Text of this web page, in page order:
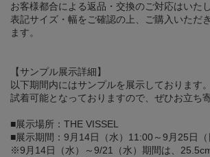
お客様都合による返品・交換のご対応はいた
表記サイズ・幅をご確認の上、ご購入いただ
ます。
【サンプル展示詳細】
以下期間内にはサンプルを展示しております。
試着可能となっておりますので、ぜひお立ち
■展示場所：THE VISSEL
■展示期間：9月14日（水）11:00～9月25日
※9月14日（水）～9/21（水）期間は、